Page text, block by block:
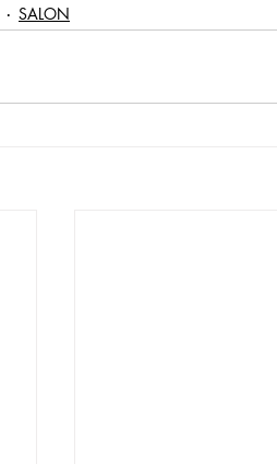
SALON